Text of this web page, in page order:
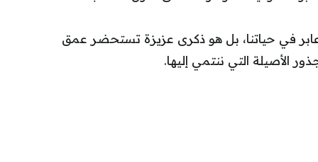
في حياتنا، بل هو ذكرى عزيزة تستحضر عمق
الأصيلة التي ننتمي إليها.